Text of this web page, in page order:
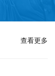
查看更多